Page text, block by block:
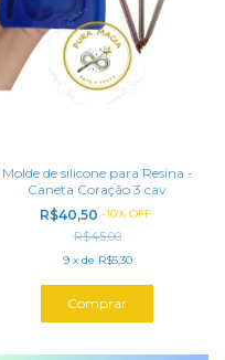
Molde de silicone para Resina -
Caneta Coração 3 cav
R$40,50 -10% OFF
R$45,00
9 x de R$5,30